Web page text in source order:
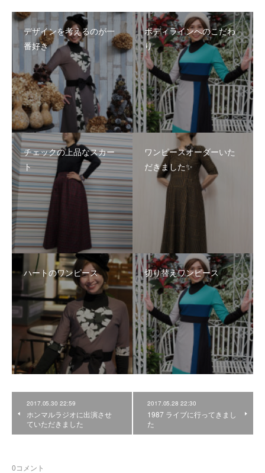
デザインを考えるのが一
番好き
ボディラインへのこだわ
り
チェックの上品なスカー
ト
ワンピースオーダーいた
だきました✨
ハートのワンピース 切り替えワンピース
2017.05.30 22:59
ホンマルラジオに出演させ
ていただきました
2017.05.28 22:30
1987 ライブに行ってきまし
た
0コメント